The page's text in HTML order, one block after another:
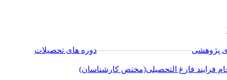
پژوهشی─────────────────دوره های تحصیلات
فرایند فارغ التحصیلی(مختص کارشناسان)